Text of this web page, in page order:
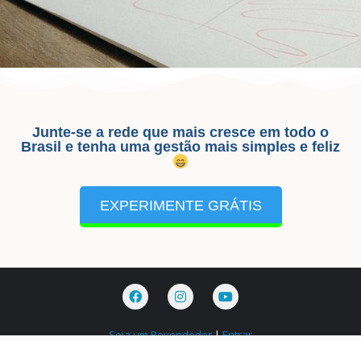
Junte-se a rede que mais cresce em todo o
Brasil e tenha uma gestão mais simples e feliz
EXPERIMENTE GRÁTIS
Seja um Revendedor|Entrar